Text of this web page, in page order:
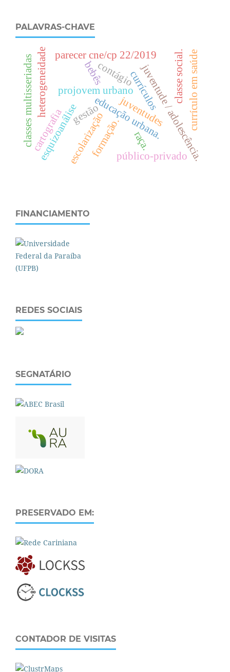
PALAVRAS-CHAVE
currículos
projovem urbano juventude / adolescência.
e
d
u
c
a
ç
ã
o
u
r
b
a
n
a
.
c
l
a
s
s
e
s
o
c
i
a
l
.
raça.
gestão juventudes
escolarização
heterogeneidade
público-privado
esquizoanálise formação.
parecer cne/cp 22/2019
bebêscontágio
cartografia
classes multisseriadas currículo em saúde
FINANCIAMENTO
REDES SOCIAIS
SEGNATÁRIO
PRESERVADO EM:
CONTADOR DE VISITAS